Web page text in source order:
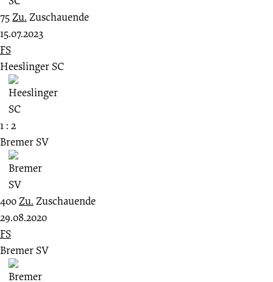
75Zu. Zuschauende
15.07.2023
FS
Heeslinger SC
1 : 2
Bremer SV
400Zu. Zuschauende
29.08.2020
FS
Bremer SV